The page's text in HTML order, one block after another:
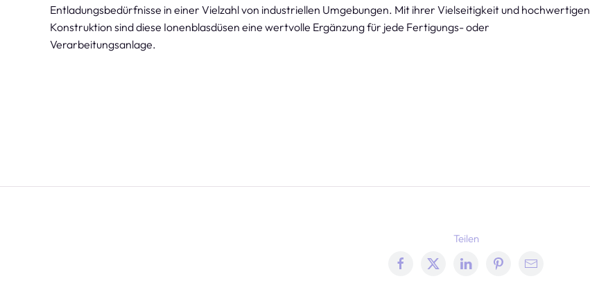
Entladungsbedürfnisse in einer Vielzahl von industriellen Umgebungen. Mit ihrer Vielseitigkeit und hochwertigen
Konstruktion sind diese Ionenblasdüsen eine wertvolle Ergänzung für jede Fertigungs- oder
Verarbeitungsanlage.
Teilen